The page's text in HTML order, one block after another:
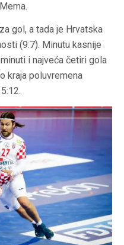
gol, a tada je Hrvatska
(9:7). Minutu kasnije
i najveća četiri gola
kraja poluvremena